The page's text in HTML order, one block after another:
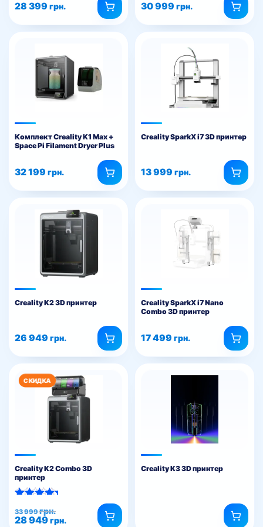
28 399 грн. 30 999 грн.
Комплект Creality K1 Max +
Space Pi Filament Dryer Plus
32 199 грн.
Creality SparkX i7 3D принтер
13 999 грн.
Creality K2 3D принтер
26 949 грн.
Creality SparkX i7 Nano
Combo 3D принтер
17 499 грн.
Creality K2 Combo 3D
принтер
5.00
из 5
33 999грн.
Первоначальная
цена
28 949грн.
Текущая
цена:
Creality K3 3D принтер